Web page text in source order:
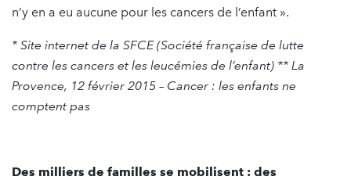
n’y en a eu aucune pour les cancers de l’enfant ».
* Site internet de la SFCE (Société française de lutte
contre les cancers et les leucémies de l’enfant) ** La
Provence, 12 février 2015 – Cancer : les enfants ne
comptent pas
Des milliers de familles se mobilisent : des